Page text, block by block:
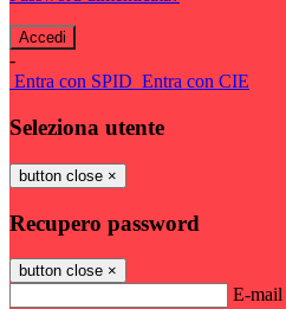
-
Entra con SPID Entra con CIE
Seleziona utente
button close ×
Recupero password
button close ×
E-mail